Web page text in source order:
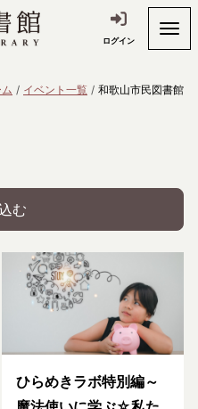
ログイン
イベント一覧 和歌山市民図書館
む
ひらめきラボ特別編～